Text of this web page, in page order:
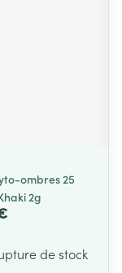
ombres 25
2g
de stock